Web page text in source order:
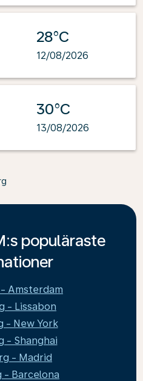
28°C
12/08/2026
30°C
13/08/2026
populäraste
Amsterdam
- Lissabon
- New York
- Shanghai
- Madrid
- Barcelona